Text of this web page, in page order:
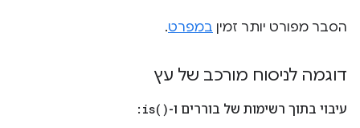
הסבר מפורט יותר זמין במפרט.
דוגמה לניסוח מורכב של עץ
עיבוי בתוך רשימות של בוררים ו- : is( )